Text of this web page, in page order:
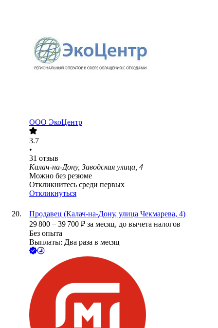
ООО ЭкоЦентр
3.7
•
31 отзыв
Калач-на-Дону, Заводская улица, 4
Можно без резюме
Откликнитесь среди первых
Откликнуться
Продавец (Калач-на-Дону, улица Чекмарева, 4)
29 800 – 39 700 ₽ за месяц, до вычета налогов
Без опыта
Выплаты: Два раза в месяц